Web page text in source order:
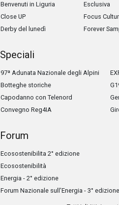
Benvenuti in Liguria
Close UP
Derby del lunedì
Esclusiva
Focus
Forever
Speciali
97ª Adunata Nazionale degli Alpini
Botteghe storiche
Capodanno con Telenord
Convegno Reg4IA
Forum
Ecosostenibilita 2° edizione
Ecosostenibilità
Energia - 2° edizione
Forum Nazionale sull’Energia - 3° edizione